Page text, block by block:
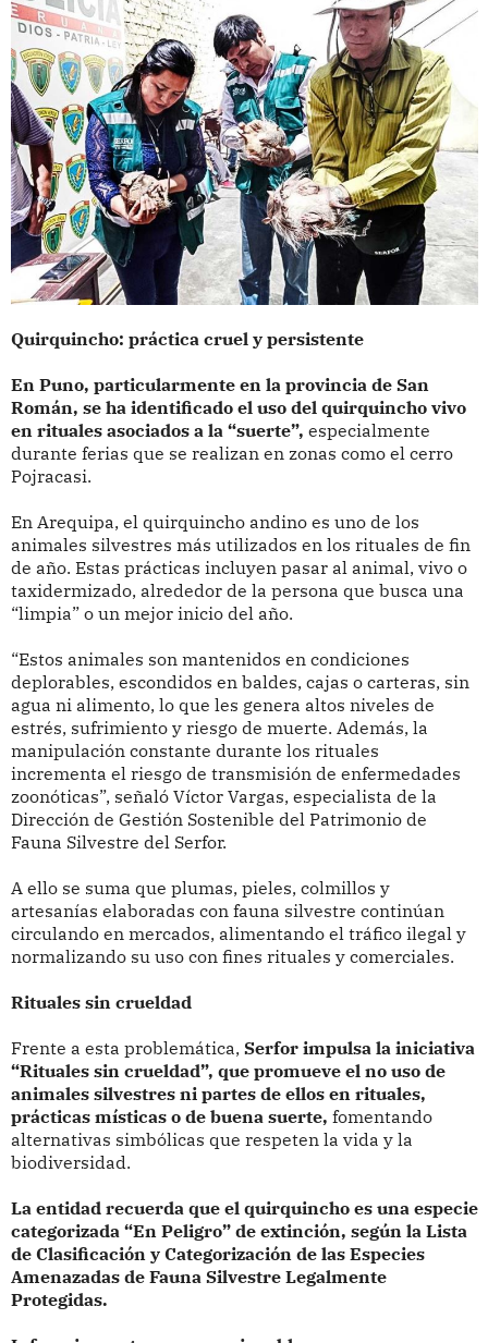
Quirquincho: práctica cruel y persistente
En Puno, particularmente en la provincia de San
Román, se ha identificado el uso del quirquincho vivo
en rituales asociados a la “suerte”, especialmente
durante ferias que se realizan en zonas como el cerro
Pojracasi.
En Arequipa, el quirquincho andino es uno de los
animales silvestres más utilizados en los rituales de fin
de año. Estas prácticas incluyen pasar al animal, vivo o
taxidermizado, alrededor de la persona que busca una
“limpia” o un mejor inicio del año.
“Estos animales son mantenidos en condiciones
deplorables, escondidos en baldes, cajas o carteras, sin
agua ni alimento, lo que les genera altos niveles de
estrés, sufrimiento y riesgo de muerte. Además, la
manipulación constante durante los rituales
incrementa el riesgo de transmisión de enfermedades
zoonóticas”, señaló Víctor Vargas, especialista de la
Dirección de Gestión Sostenible del Patrimonio de
Fauna Silvestre del Serfor.
A ello se suma que plumas, pieles, colmillos y
artesanías elaboradas con fauna silvestre continúan
circulando en mercados, alimentando el tráfico ilegal y
normalizando su uso con fines rituales y comerciales.
Rituales sin crueldad
Frente a esta problemática, Serfor impulsa la iniciativa
“Rituales sin crueldad”, que promueve el no uso de
animales silvestres ni partes de ellos en rituales,
prácticas místicas o de buena suerte, fomentando
alternativas simbólicas que respeten la vida y la
biodiversidad.
La entidad recuerda que el quirquincho es una especie
categorizada “En Peligro” de extinción, según la Lista
de Clasificación y Categorización de las Especies
Amenazadas de Fauna Silvestre Legalmente
Protegidas.